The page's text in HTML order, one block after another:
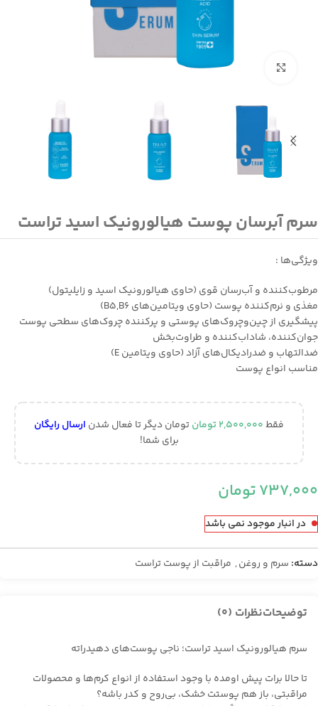
بزرگنمایی تصویر
سرم آبرسان پوست هیالورونیک ‌اسید تراست
ویژگی‌ها :
مرطوب‌كننده و آب‌رسان قوي (حاوي هيالورونيك اسيد و زايليتول)
مغذي و نرم‌كننده پوست (حاوي ويتامين‌هاي B5,B6)
پيشگيري از چين‌و‌چروك‌هاي پوستي و پركننده چروك‌هاي سطحي پوست
جوان‌كننده، شاداب‌كننده و طراوت‌بخش
ضدالتهاب و ضدراديكال‌هاي آزاد (حاوي ويتامين E)
مناسب انواع پوست
فقط2,500,000تومانتومان دیگر تا فعال شدن ارسال رایگان
برای شما!
737,000تومان
در انبار موجود نمی باشد
دسته: سرم و روغن, مراقبت از پوست تراست
توضیحاتنظرات (0)
سرم هیالورونیک اسید تراست؛ ناجی پوست‌های دهیدراته
تا حالا برات پیش اومده با وجود استفاده از انواع کرم‌ها و محصولات
مراقبتی، باز هم پوستت خشک، بی‌روح و کدر باشه؟